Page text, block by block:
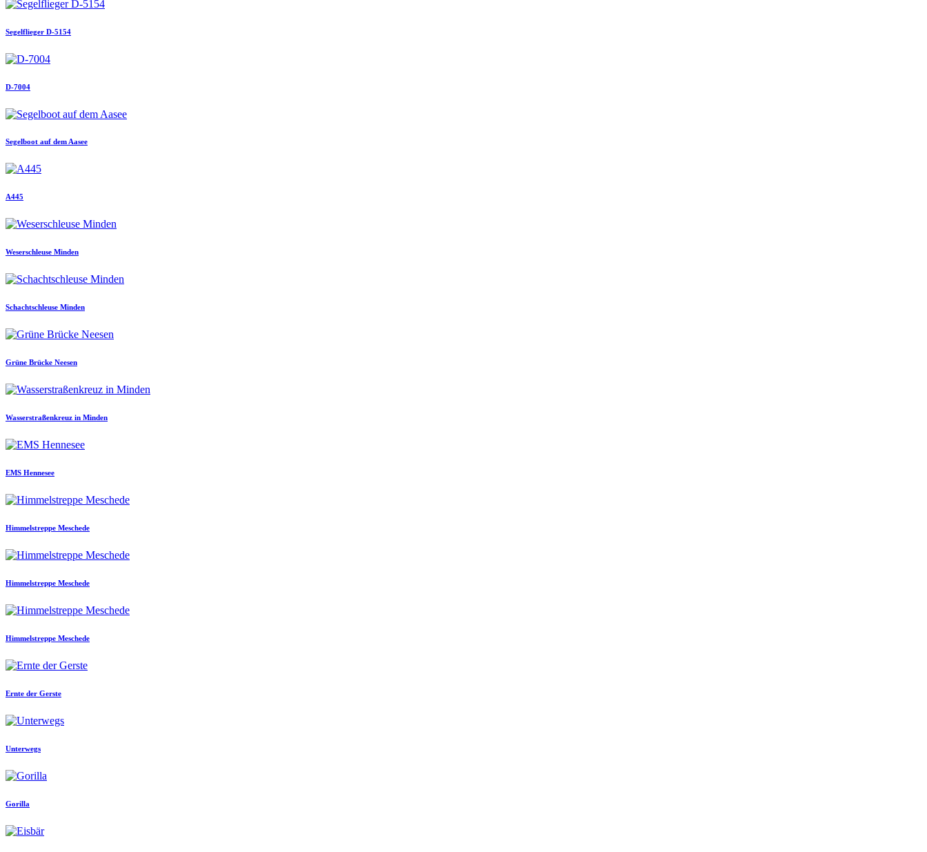
Segelflieger D-5154
D-7004
Segelboot auf dem Aasee
A445
Weserschleuse Minden
Schachtschleuse Minden
Grüne Brücke Neesen
Wasserstraßenkreuz in Minden
EMS Hennesee
Himmelstreppe Meschede
Himmelstreppe Meschede
Himmelstreppe Meschede
Ernte der Gerste
Unterwegs
Gorilla